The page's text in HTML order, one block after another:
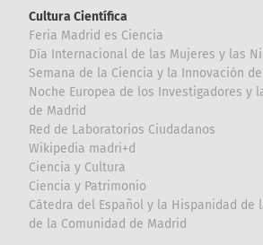
Cultura Científica
Feria Madrid es Ciencia
Día Internacional de las Mujeres y las
Semana de la Ciencia y la Innovación
Noche Europea de los Investigadores y
de Madrid
Red de Laboratorios Ciudadanos
Wikipedia madri+d
Ciencia y Cultura
Ciencia y Patrimonio
Cátedra del Español y la Hispanidad de
de la Comunidad de Madrid